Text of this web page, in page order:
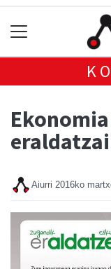
Aiurri 2016ko